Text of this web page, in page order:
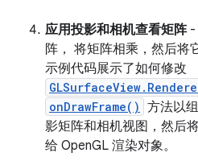
应用投影和相机查看矩阵-
阵， 将矩阵相乘，然后将
示例代码展示了如何修改
onDrawFrame() 方法以
影矩阵和相机视图，然后
给 OpenGL 渲染对象。